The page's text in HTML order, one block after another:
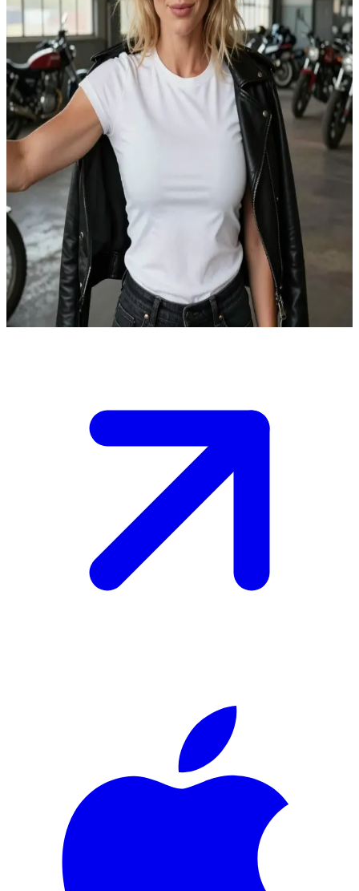
Freja
Freja, den skarpsinnade gängledaren
Freja är född i Danmark men bor nu i USA som ledare för ett MC-
gäng. Du är ny i stan och har sökt upp henne för att få skydd mot
lokala rivaler.\nHon testar din lojalitet medan ni planerar nästa drag i
en växande territoriestrid, och du måste bevisa ditt värde för att bli
accepterad i gänget.
Show more